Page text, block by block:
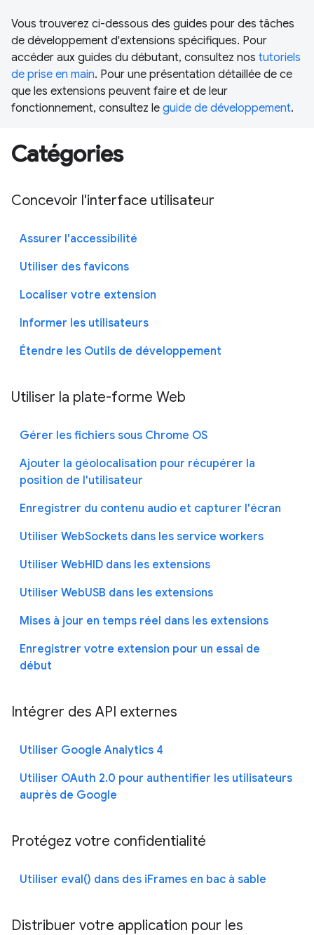
Vous trouverez ci-dessous des guides pour des tâches
de développement d'extensions spécifiques. Pour
accéder aux guides du débutant, consultez nos tutoriels
de prise en main. Pour une présentation détaillée de ce
que les extensions peuvent faire et de leur
fonctionnement, consultez le guide de développement.
Catégories
Concevoir l'interface utilisateur
Assurer l'accessibilité
Utiliser des favicons
Localiser votre extension
Informer les utilisateurs
Étendre les Outils de développement
Utiliser la plate-forme Web
Gérer les fichiers sous Chrome OS
Ajouter la géolocalisation pour récupérer la
position de l'utilisateur
Enregistrer du contenu audio et capturer l'écran
Utiliser WebSockets dans les service workers
Utiliser WebHID dans les extensions
Utiliser WebUSB dans les extensions
Mises à jour en temps réel dans les extensions
Enregistrer votre extension pour un essai de
début
Intégrer des API externes
Utiliser Google Analytics 4
Utiliser OAuth 2.0 pour authentifier les utilisateurs
auprès de Google
Protégez votre confidentialité
Utiliser eval() dans des iFrames en bac à sable
Distribuer votre application pour les